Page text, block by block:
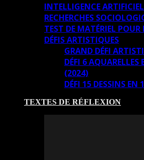
INTELLIGENCE
RECHERCHES
TEST DE MATÉRIEL POUR
DÉFIS ARTISTIQUES
GRAND DÉFI
DÉFI 6 AQUARELLES
(2024)
DÉFI 15 DESSINS
TEXTES DE RÉFLEXION